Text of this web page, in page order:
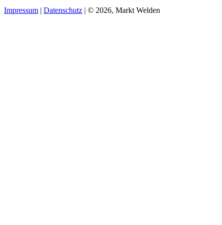
Impressum | Datenschutz | © 2026, Markt Welden